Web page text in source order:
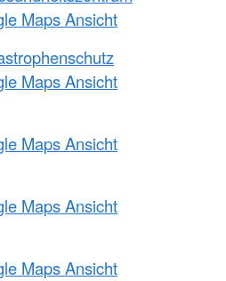
Maps Ansicht
Maps Ansicht
Maps Ansicht
Maps Ansicht
Maps Ansicht